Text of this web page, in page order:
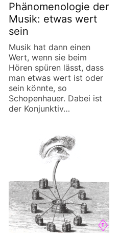
Phänomenologie der
Musik: etwas wert
sein
Musik hat dann einen
Wert, wenn sie beim
Hören spüren lässt, dass
man etwas wert ist oder
sein könnte, so
Schopenhauer. Dabei ist
der Konjunktiv…